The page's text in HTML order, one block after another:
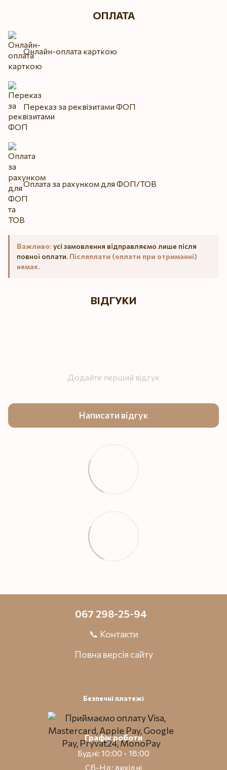
ОПЛАТА
Онлайн-оплата карткою
Переказ за реквізитами ФОП
Оплата за рахунком для ФОП/ТОВ
Важливо: усі замовлення відправляємо лише після
повної оплати. Післяплати (оплати при отриманні)
немає.
ВІДГУКИ
Додайте перший відгук
Написати відгук
067 298-25-94
📞 Контакти
Повна версія сайту
Безпечні платежі
Графік роботи
Будні: 10:00 - 18:00
Сб-Нд: вихідні